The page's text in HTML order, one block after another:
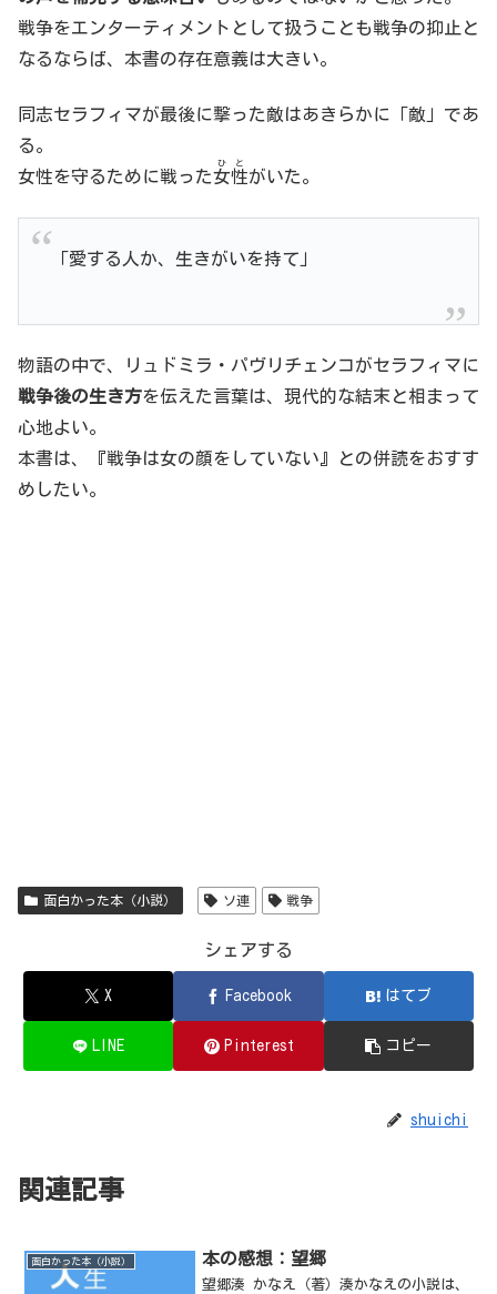
戦争をエンターティメントとして扱うことも戦争の抑止と
なるならば、本書の存在意義は大きい。
同志セラフィマが最後に撃った敵はあきらかに「敵」であ
る。
女性を守るために戦った女性
ひと
がいた。
「愛する人か、生きがいを持て」
物語の中で、リュドミラ・パヴリチェンコがセラフィマに
戦争後の生き方を伝えた言葉は、現代的な結末と相まって
心地よい。
本書は、『戦争は女の顔をしていない』との併読をおすす
めしたい。
面白かった本（小説） ソ連 戦争
シェアする
X Facebook はてブ
LINE Pinterest コピー
shuichi
関連記事
面白かった本（小説） 本の感想：望郷
望郷湊 かなえ（著）湊かなえの小説は、